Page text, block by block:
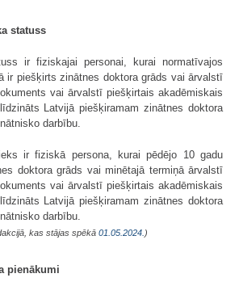
statuss
ir fiziskajai personai, kurai normatīvajos
ir piešķirts zinātnes doktora grāds vai ārvalstī
vai ārvalstī piešķirtais akadēmiskais
Latvijā piešķiramam zinātnes doktora
darbību.
ir fiziskā persona, kurai pēdējo 10 gadu
doktora grāds vai minētajā termiņā ārvalstī
vai ārvalstī piešķirtais akadēmiskais
Latvijā piešķiramam zinātnes doktora
darbību.
kas stājas spēkā 01.05.2024.)
pienākumi